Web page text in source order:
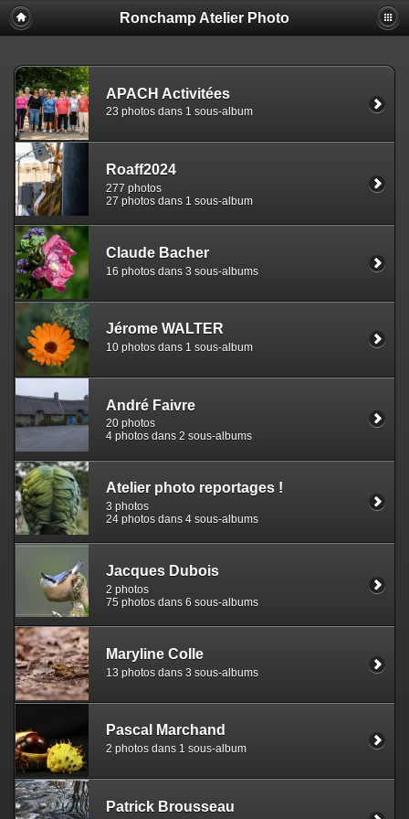
Ronchamp Atelier Photo
APACH Activitées
23 photos dans 1 sous-album
Roaff2024
277 photos
27 photos dans 1 sous-album
Claude Bacher
16 photos dans 3 sous-albums
Jérome WALTER
10 photos dans 1 sous-album
André Faivre
20 photos
4 photos dans 2 sous-albums
Atelier photo reportages !
3 photos
24 photos dans 4 sous-albums
Jacques Dubois
2 photos
75 photos dans 6 sous-albums
Maryline Colle
13 photos dans 3 sous-albums
Pascal Marchand
2 photos dans 1 sous-album
Patrick Brousseau